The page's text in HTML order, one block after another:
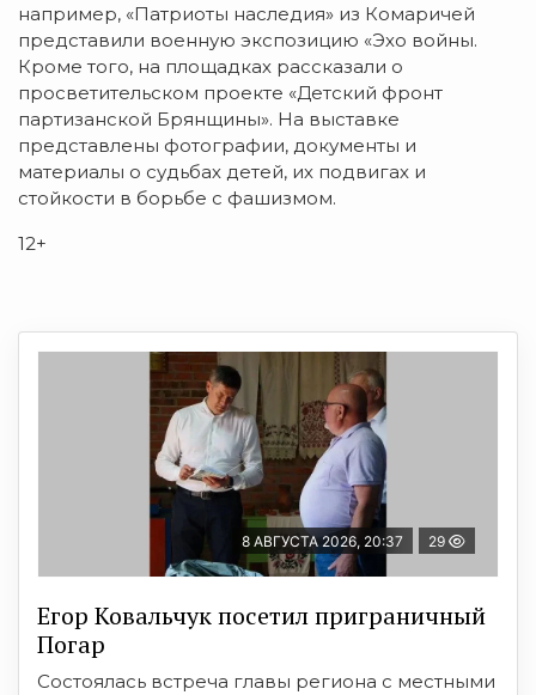
например, «Патриоты наследия» из Комаричей
представили военную экспозицию «Эхо войны.
Кроме того, на площадках рассказали о
просветительском проекте «Детский фронт
партизанской Брянщины». На выставке
представлены фотографии, документы и
материалы о судьбах детей, их подвигах и
стойкости в борьбе с фашизмом.
12+
8 АВГУСТА 2026, 20:37 29
Егор Ковальчук посетил приграничный
Погар
Состоялась встреча главы региона с местными